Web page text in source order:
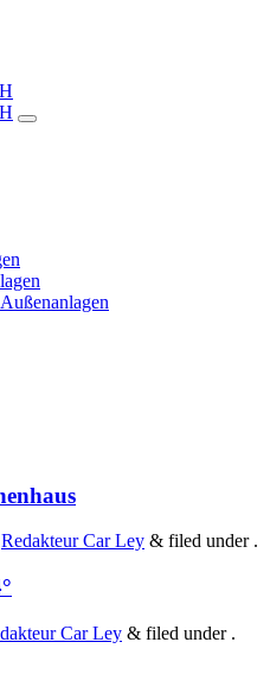
Redakteur Car Ley & filed under .
Car Ley & filed under .